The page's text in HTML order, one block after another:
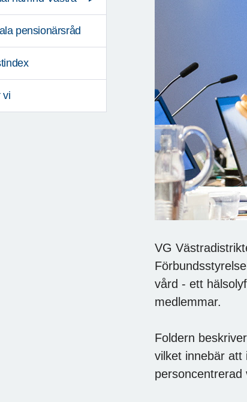
pensionärsråd
vi
VG
vård - ett
medlemmar.
Foldern
vilket innebär att
personcentrerad